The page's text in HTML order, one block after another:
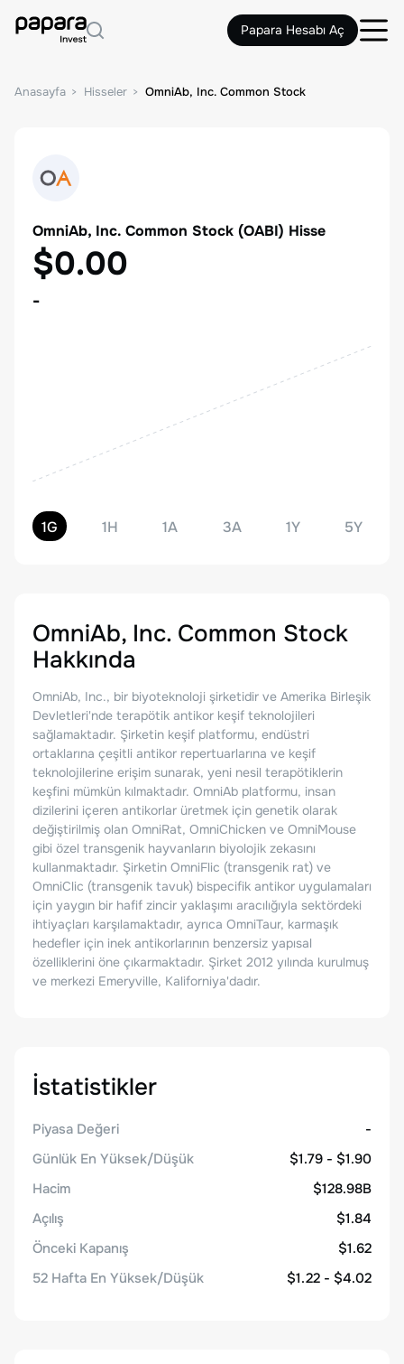
Papara Hesabı Aç
Anasayfa Hisseler OmniAb, Inc. Common Stock
OmniAb, Inc. Common Stock (OABI) Hisse
$0.00
-
1G 1H 1A 3A 1Y 5Y
OmniAb, Inc. Common Stock
Hakkında
OmniAb, Inc., bir biyoteknoloji şirketidir ve Amerika Birleşik
Devletleri'nde terapötik antikor keşif teknolojileri
sağlamaktadır. Şirketin keşif platformu, endüstri
ortaklarına çeşitli antikor repertuarlarına ve keşif
teknolojilerine erişim sunarak, yeni nesil terapötiklerin
keşfini mümkün kılmaktadır. OmniAb platformu, insan
dizilerini içeren antikorlar üretmek için genetik olarak
değiştirilmiş olan OmniRat, OmniChicken ve OmniMouse
gibi özel transgenik hayvanların biyolojik zekasını
kullanmaktadır. Şirketin OmniFlic (transgenik rat) ve
OmniClic (transgenik tavuk) bispecifik antikor uygulamaları
için yaygın bir hafif zincir yaklaşımı aracılığıyla sektördeki
ihtiyaçları karşılamaktadır, ayrıca OmniTaur, karmaşık
hedefler için inek antikorlarının benzersiz yapısal
özelliklerini öne çıkarmaktadır. Şirket 2012 yılında kurulmuş
ve merkezi Emeryville, Kaliforniya'dadır.
İstatistikler
Piyasa Değeri
-
Günlük En Yüksek/Düşük
$1.79 - $1.90
Hacim
$128.98B
Açılış
$1.84
Önceki Kapanış
$1.62
52 Hafta En Yüksek/Düşük
$1.22 - $4.02